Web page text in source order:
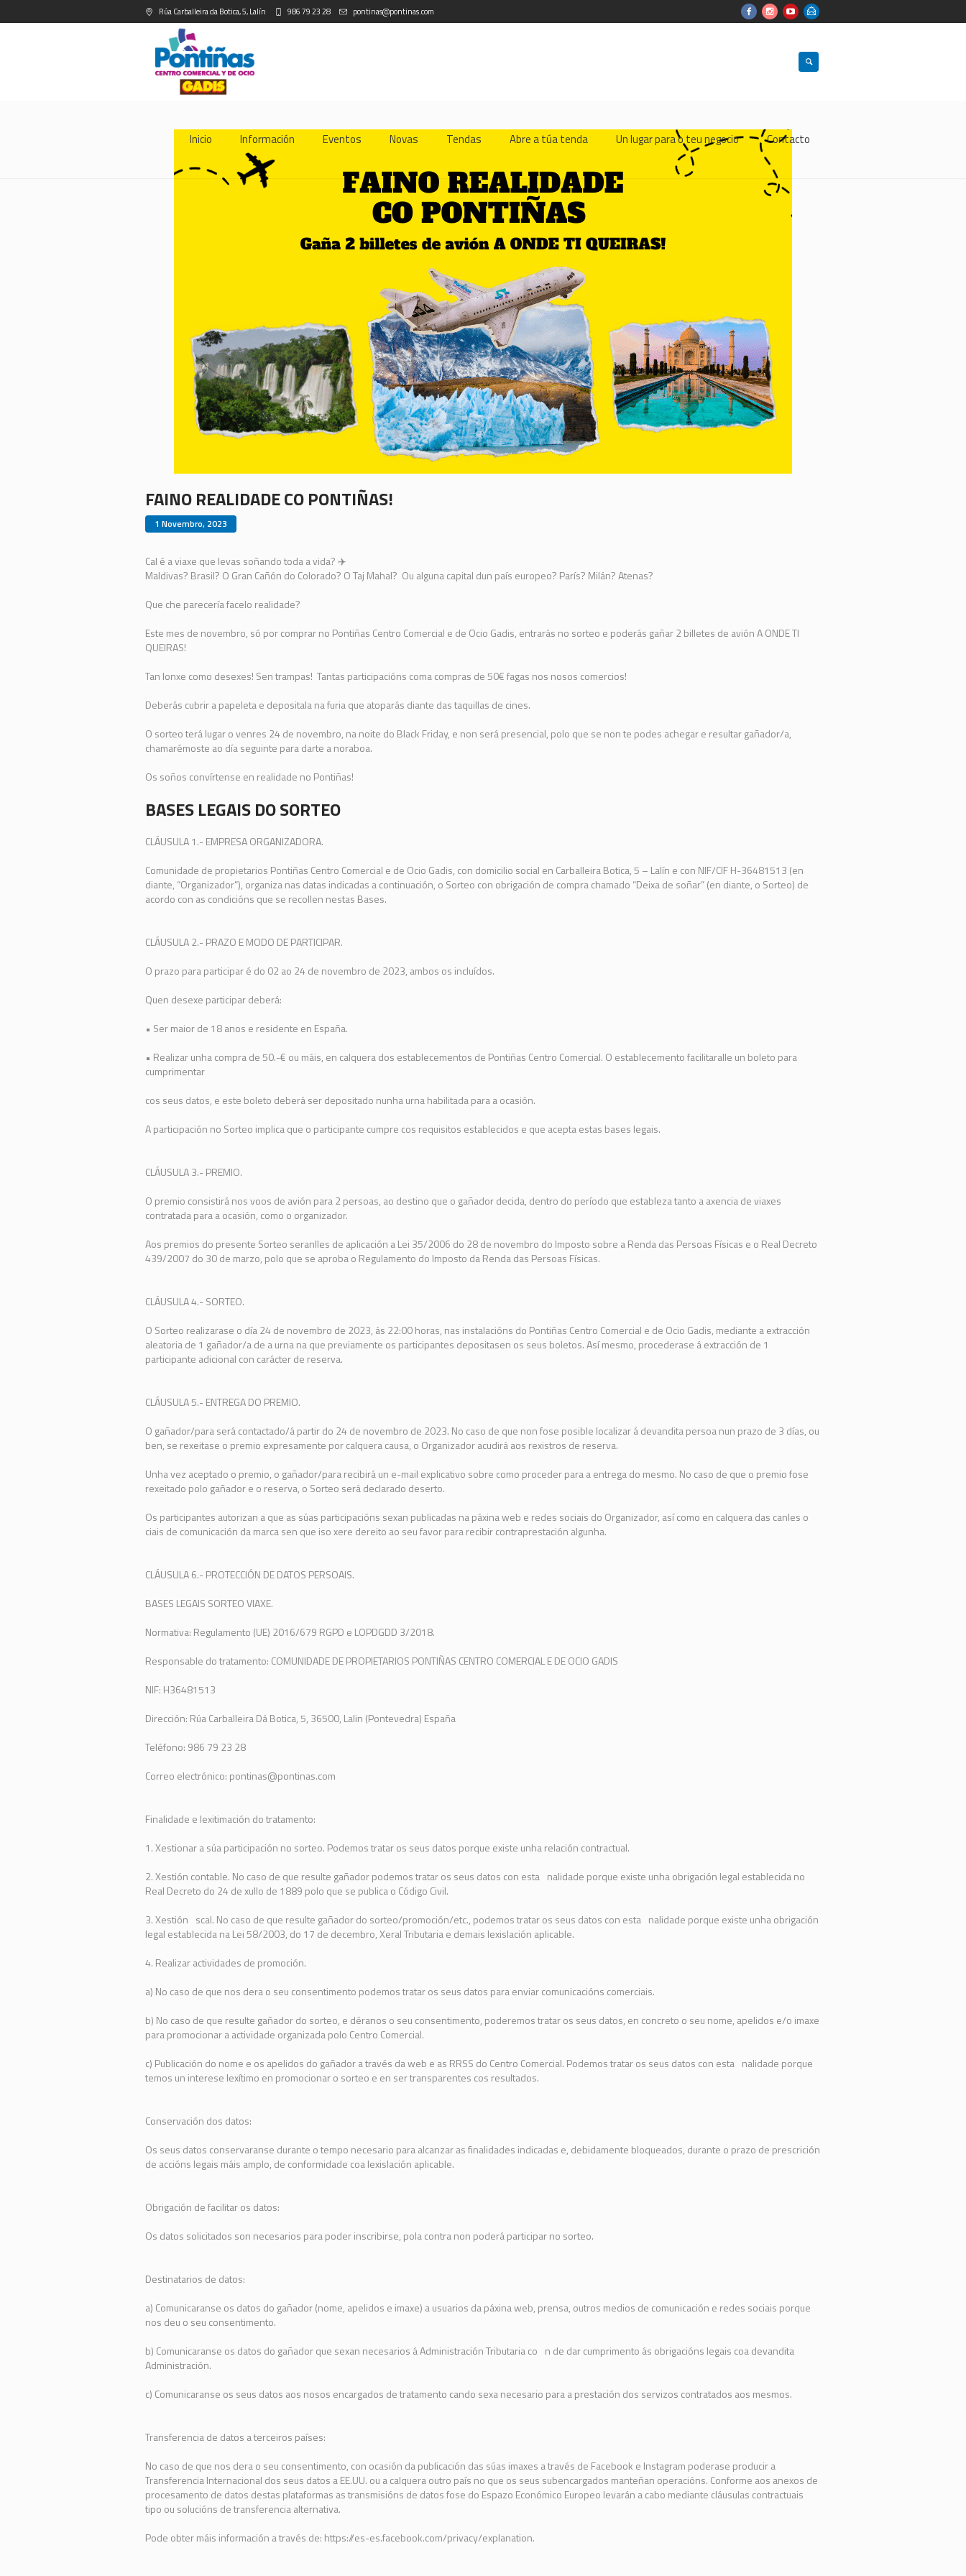
Rúa Carballeira da Botica, 5, Lalín 986 79 23 28 pontinas@pontinas.com
Inicio Información Eventos Novas Tendas Abre a túa tenda Un lugar para o teu negocio Contacto
FAINO REALIDADE CO PONTIÑAS!
1 Novembro, 2023
Cal é a viaxe que levas soñando toda a vida? ✈️
Maldivas? Brasil? O Gran Cañón do Colorado? O Taj Mahal? Ou alguna capital dun país europeo? París? Milán? Atenas?
Que che parecería facelo realidade?
Este mes de novembro, só por comprar no Pontiñas Centro Comercial e de Ocio Gadis, entrarás no sorteo e poderás gañar 2 billetes de avión A ONDE TI
QUEIRAS!
Tan lonxe como desexes! Sen trampas! Tantas participacións coma compras de 50€ fagas nos nosos comercios!
Deberás cubrir a papeleta e depositala na furia que atoparás diante das taquillas de cines.
O sorteo terá lugar o venres 24 de novembro, na noite do Black Friday, e non será presencial, polo que se non te podes achegar e resultar gañador/a,
chamarémoste ao día seguinte para darte a noraboa.
Os soños convírtense en realidade no Pontiñas!
BASES LEGAIS DO SORTEO
CLÁUSULA 1.- EMPRESA ORGANIZADORA.
Comunidade de propietarios Pontiñas Centro Comercial e de Ocio Gadis, con domicilio social en Carballeira Botica, 5 – Lalín e con NIF/CIF H-36481513 (en
diante, “Organizador”), organiza nas datas indicadas a continuación, o Sorteo con obrigación de compra chamado “Deixa de soñar” (en diante, o Sorteo) de
acordo con as condicións que se recollen nestas Bases.
CLÁUSULA 2.- PRAZO E MODO DE PARTICIPAR.
O prazo para participar é do 02 ao 24 de novembro de 2023, ambos os incluídos.
Quen desexe participar deberá:
• Ser maior de 18 anos e residente en España.
• Realizar unha compra de 50.-€ ou máis, en calquera dos establecementos de Pontiñas Centro Comercial. O establecemento facilitaralle un boleto para
cumprimentar
cos seus datos, e este boleto deberá ser depositado nunha urna habilitada para a ocasión.
A participación no Sorteo implica que o participante cumpre cos requisitos establecidos e que acepta estas bases legais.
CLÁUSULA 3.- PREMIO.
O premio consistirá nos voos de avión para 2 persoas, ao destino que o gañador decida, dentro do período que estableza tanto a axencia de viaxes
contratada para a ocasión, como o organizador.
Aos premios do presente Sorteo seranlles de aplicación a Lei 35/2006 do 28 de novembro do Imposto sobre a Renda das Persoas Físicas e o Real Decreto
439/2007 do 30 de marzo, polo que se aproba o Regulamento do Imposto da Renda das Persoas Físicas.
CLÁUSULA 4.- SORTEO.
O Sorteo realizarase o día 24 de novembro de 2023, ás 22:00 horas, nas instalacións do Pontiñas Centro Comercial e de Ocio Gadis, mediante a extracción
aleatoria de 1 gañador/a de a urna na que previamente os participantes depositasen os seus boletos. Así mesmo, procederase á extracción de 1
participante adicional con carácter de reserva.
CLÁUSULA 5.- ENTREGA DO PREMIO.
O gañador/para será contactado/á partir do 24 de novembro de 2023. No caso de que non fose posible localizar á devandita persoa nun prazo de 3 días, ou
ben, se rexeitase o premio expresamente por calquera causa, o Organizador acudirá aos rexistros de reserva.
Unha vez aceptado o premio, o gañador/para recibirá un e-mail explicativo sobre como proceder para a entrega do mesmo. No caso de que o premio fose
rexeitado polo gañador e o reserva, o Sorteo será declarado deserto.
Os participantes autorizan a que as súas participacións sexan publicadas na páxina web e redes sociais do Organizador, así como en calquera das canles o
ciais de comunicación da marca sen que iso xere dereito ao seu favor para recibir contraprestación algunha.
CLÁUSULA 6.- PROTECCIÓN DE DATOS PERSOAIS.
BASES LEGAIS SORTEO VIAXE.
Normativa: Regulamento (UE) 2016/679 RGPD e LOPDGDD 3/2018.
Responsable do tratamento: COMUNIDADE DE PROPIETARIOS PONTIÑAS CENTRO COMERCIAL E DE OCIO GADIS
NIF: H36481513
Dirección: Rúa Carballeira Dá Botica, 5, 36500, Lalin (Pontevedra) España
Teléfono: 986 79 23 28
Correo electrónico: pontinas@pontinas.com
Finalidade e lexitimación do tratamento:
1. Xestionar a súa participación no sorteo. Podemos tratar os seus datos porque existe unha relación contractual.
2. Xestión contable. No caso de que resulte gañador podemos tratar os seus datos con esta nalidade porque existe unha obrigación legal establecida no
Real Decreto do 24 de xullo de 1889 polo que se publica o Código Civil.
3. Xestión scal. No caso de que resulte gañador do sorteo/promoción/etc., podemos tratar os seus datos con esta nalidade porque existe unha obrigación
legal establecida na Lei 58/2003, do 17 de decembro, Xeral Tributaria e demais lexislación aplicable.
4. Realizar actividades de promoción.
a) No caso de que nos dera o seu consentimento podemos tratar os seus datos para enviar comunicacións comerciais.
b) No caso de que resulte gañador do sorteo, e déranos o seu consentimento, poderemos tratar os seus datos, en concreto o seu nome, apelidos e/o imaxe
para promocionar a actividade organizada polo Centro Comercial.
c) Publicación do nome e os apelidos do gañador a través da web e as RRSS do Centro Comercial. Podemos tratar os seus datos con esta nalidade porque
temos un interese lexítimo en promocionar o sorteo e en ser transparentes cos resultados.
Conservación dos datos:
Os seus datos conservaranse durante o tempo necesario para alcanzar as finalidades indicadas e, debidamente bloqueados, durante o prazo de prescrición
de accións legais máis amplo, de conformidade coa lexislación aplicable.
Obrigación de facilitar os datos:
Os datos solicitados son necesarios para poder inscribirse, pola contra non poderá participar no sorteo.
Destinatarios de datos:
a) Comunicaranse os datos do gañador (nome, apelidos e imaxe) a usuarios da páxina web, prensa, outros medios de comunicación e redes sociais porque
nos deu o seu consentimento.
b) Comunicaranse os datos do gañador que sexan necesarios á Administración Tributaria co n de dar cumprimento ás obrigacións legais coa devandita
Administración.
c) Comunicaranse os seus datos aos nosos encargados de tratamento cando sexa necesario para a prestación dos servizos contratados aos mesmos.
Transferencia de datos a terceiros países:
No caso de que nos dera o seu consentimento, con ocasión da publicación das súas imaxes a través de Facebook e Instagram poderase producir a
Transferencia Internacional dos seus datos a EE.UU. ou a calquera outro país no que os seus subencargados manteñan operacións. Conforme aos anexos de
procesamento de datos destas plataformas as transmisións de datos fose do Espazo Económico Europeo levarán a cabo mediante cláusulas contractuais
tipo ou solucións de transferencia alternativa.
Pode obter máis información a través de: https://es-es.facebook.com/privacy/explanation.